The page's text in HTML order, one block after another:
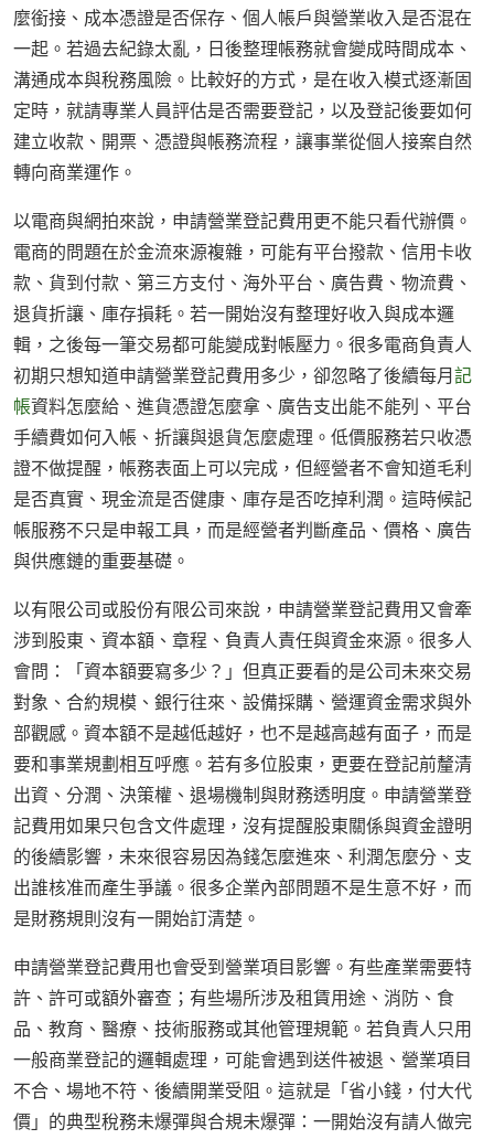
麼銜接、成本憑證是否保存、個人帳戶與營業收入是否混在
一起。若過去紀錄太亂，日後整理帳務就會變成時間成本、
溝通成本與稅務風險。比較好的方式，是在收入模式逐漸固
定時，就請專業人員評估是否需要登記，以及登記後要如何
建立收款、開票、憑證與帳務流程，讓事業從個人接案自然
轉向商業運作。
以電商與網拍來說，申請營業登記費用更不能只看代辦價。
電商的問題在於金流來源複雜，可能有平台撥款、信用卡收
款、貨到付款、第三方支付、海外平台、廣告費、物流費、
退貨折讓、庫存損耗。若一開始沒有整理好收入與成本邏
輯，之後每一筆交易都可能變成對帳壓力。很多電商負責人
初期只想知道申請營業登記費用多少，卻忽略了後續每月記
帳資料怎麼給、進貨憑證怎麼拿、廣告支出能不能列、平台
手續費如何入帳、折讓與退貨怎麼處理。低價服務若只收憑
證不做提醒，帳務表面上可以完成，但經營者不會知道毛利
是否真實、現金流是否健康、庫存是否吃掉利潤。這時候記
帳服務不只是申報工具，而是經營者判斷產品、價格、廣告
與供應鏈的重要基礎。
以有限公司或股份有限公司來說，申請營業登記費用又會牽
涉到股東、資本額、章程、負責人責任與資金來源。很多人
會問：「資本額要寫多少？」但真正要看的是公司未來交易
對象、合約規模、銀行往來、設備採購、營運資金需求與外
部觀感。資本額不是越低越好，也不是越高越有面子，而是
要和事業規劃相互呼應。若有多位股東，更要在登記前釐清
出資、分潤、決策權、退場機制與財務透明度。申請營業登
記費用如果只包含文件處理，沒有提醒股東關係與資金證明
的後續影響，未來很容易因為錢怎麼進來、利潤怎麼分、支
出誰核准而產生爭議。很多企業內部問題不是生意不好，而
是財務規則沒有一開始訂清楚。
申請營業登記費用也會受到營業項目影響。有些產業需要特
許、許可或額外審查；有些場所涉及租賃用途、消防、食
品、教育、醫療、技術服務或其他管理規範。若負責人只用
一般商業登記的邏輯處理，可能會遇到送件被退、營業項目
不合、場地不符、後續開業受阻。這就是「省小錢，付大代
價」的典型稅務未爆彈與合規未爆彈：一開始沒有請人做完